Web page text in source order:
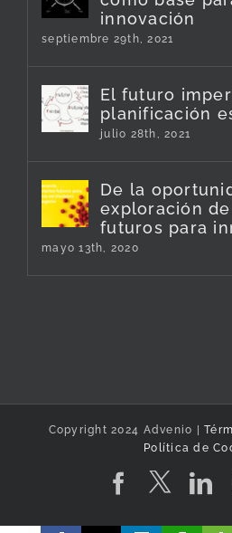
innovación
septiembre 29th, 2021
El futuro
planificación
julio 28th, 2021
De la
exploración
futuros para
mayo 13th, 2020
Copyright 2024 Advenio |
Política de
Facebook